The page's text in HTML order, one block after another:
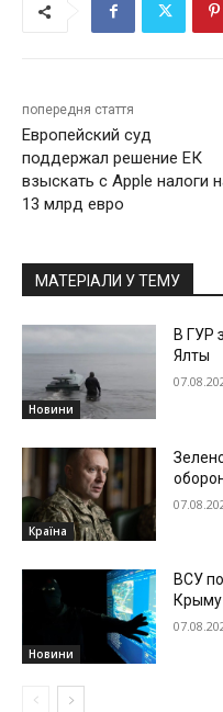
попередня стаття
Европейский суд
поддержал решение ЕК
взыскать с Apple налоги
13 млрд евро
МАТЕРІАЛИ У ТЕМУ
Новини
В ГУР
Ялты
Країна
Новини
ВСУ
Крыму